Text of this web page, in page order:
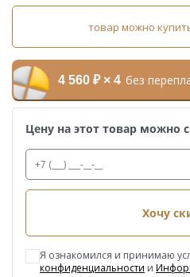
товар можно
4 560 ₽ × 4 без
Цену на этот товар можно
Хочу
Я ознакомился и принимаю
конфиденциальности и